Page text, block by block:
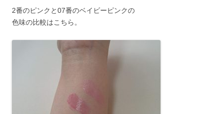
2番のピンクと07番のベイビーピンクの
色味の比較はこちら。